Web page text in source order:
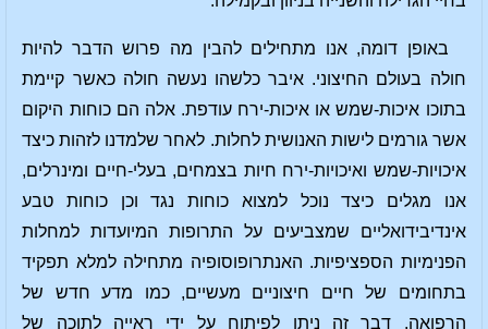
באופן דומה, אנו מתחילים להבין מה פרוש הדבר להיות
חולה בעולם החיצוני. איבר כלשהו נעשה חולה כאשר קיימת
בתוכו איכות-שמש או איכות-ירח עודפת. אלה הם כוחות היקום
אשר גורמים לישות האנושית לחלות. לאחר שלמדנו לזהות כיצד
איכויות-שמש ואיכויות-ירח חיות בצמחים, בעלי-חיים ומינרלים,
אנו מגלים כיצד נוכל למצוא כוחות נגד וכן כוחות טבע
אינדיבידואליים שמצביעים על התרופות המיועדות למחלות
הפנימיות הספציפיות. האנתרופוסופיה מתחילה למלא תפקיד
בתחומים של חיים חיצוניים מעשיים, כמו מדע חדש של
הרפואה. דבר זה ניתן לפיתוח על ידי ראייה לתוכה של